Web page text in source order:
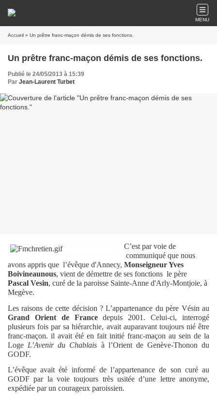
MENU
Accueil » Un prêtre franc-maçon démis de ses fonctions.
Un prêtre franc-maçon démis de ses fonctions.
Publié le 24/05/2013 à 15:39
Par Jean-Laurent Turbet
C’est par voie de
communiqué que nous
avons appris que l’évêque d'Annecy, Monseigneur Yves
Boivineaunous, vient de démettre de ses fonctions le père
Pascal Vesin, curé de la paroisse Sainte-Anne d'Arly-Montjoie, à
Megève.
Les raisons de cette décision ? L’appartenance du père Vésin au
Grand Orient de Francedepuis 2001. Celui-ci, interrogé
plusieurs fois par sa hiérarchie, avait auparavant toujours nié être
franc-maçon. il avait été en fait initié franc-maçon au sein de la
Loge L’Avenir du Chablais à l’Orient de Genève-Thonon du
GODF.
L’évêque avait été informé de l’appartenance de son curé au
GODF par la voie toujours très usitée d’une lettre anonyme,
expédiée par un courageux paroissien.